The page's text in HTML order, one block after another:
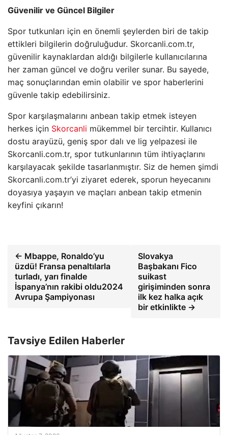
Güvenilir ve Güncel Bilgiler
Spor tutkunları için en önemli şeylerden biri de takip
ettikleri bilgilerin doğruluğudur. Skorcanli.com.tr,
güvenilir kaynaklardan aldığı bilgilerle kullanıcılarına
her zaman güncel ve doğru veriler sunar. Bu sayede,
maç sonuçlarından emin olabilir ve spor haberlerini
güvenle takip edebilirsiniz.
Spor karşılaşmalarını anbean takip etmek isteyen
herkes için Skorcanli mükemmel bir tercihtir. Kullanıcı
dostu arayüzü, geniş spor dalı ve lig yelpazesi ile
Skorcanli.com.tr, spor tutkunlarının tüm ihtiyaçlarını
karşılayacak şekilde tasarlanmıştır. Siz de hemen şimdi
Skorcanli.com.tr’yi ziyaret ederek, sporun heyecanını
doyasıya yaşayın ve maçları anbean takip etmenin
keyfini çıkarın!
← Mbappe, Ronaldo’yu
üzdü! Fransa penaltılarla
turladı, yarı finalde
İspanya’nın rakibi oldu2024
Avrupa Şampiyonası
Slovakya
Başbakanı Fico
suikast
girişiminden sonra
ilk kez halka açık
bir etkinlikte →
Tavsiye Edilen Haberler